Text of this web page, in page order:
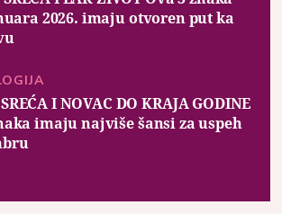
2026. imaju otvoren put ka
I NOVAC DO KRAJA GODINE
imaju najviše šansi za uspeh